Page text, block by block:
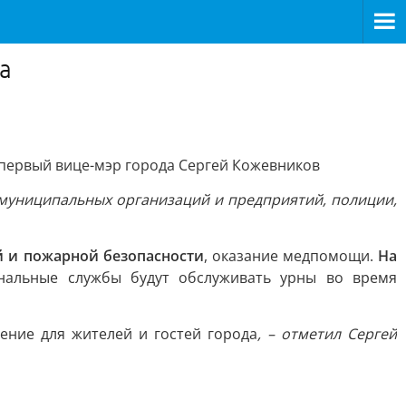
вице-мэр города Сергей Кожевников
организаций и предприятий, полиции,
и пожарной безопасности, оказание медпомощи. На
службы будут обслуживать урны во время
для жителей и гостей города, – отметил Сергей